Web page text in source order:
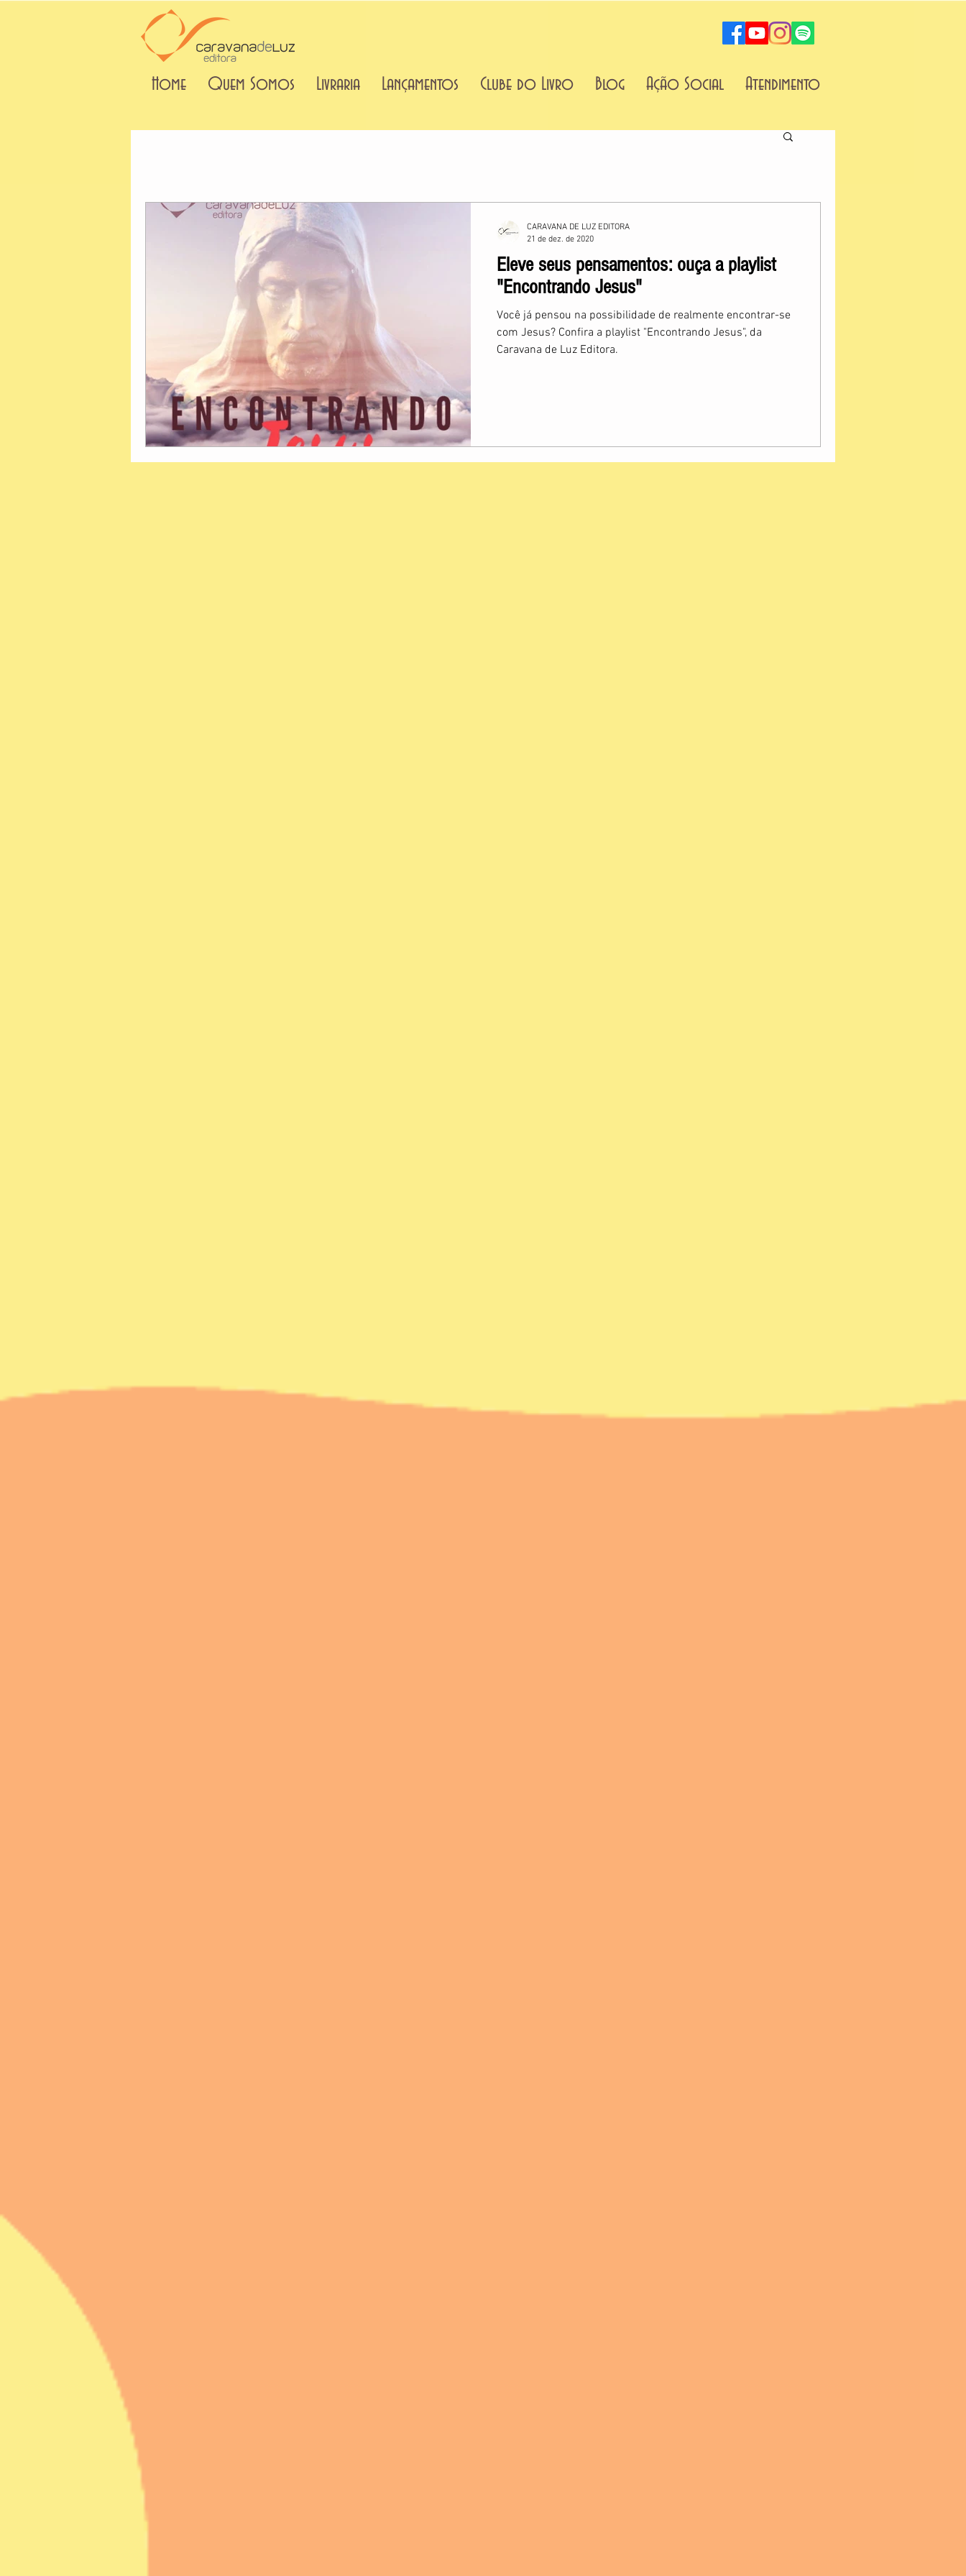
Home Quem Somos Livraria Lançamentos Clube do Livro Blog Ação Social Atendimento
Eleve seus pensamentos: ouça a playlist
"Encontrando Jesus"
Você já pensou na possibilidade de realmente encontrar-se
com Jesus? Confira a playlist "Encontrando Jesus", da
Caravana de Luz Editora.
CARAVANA DE LUZ EDITORA
21 de dez. de 2020